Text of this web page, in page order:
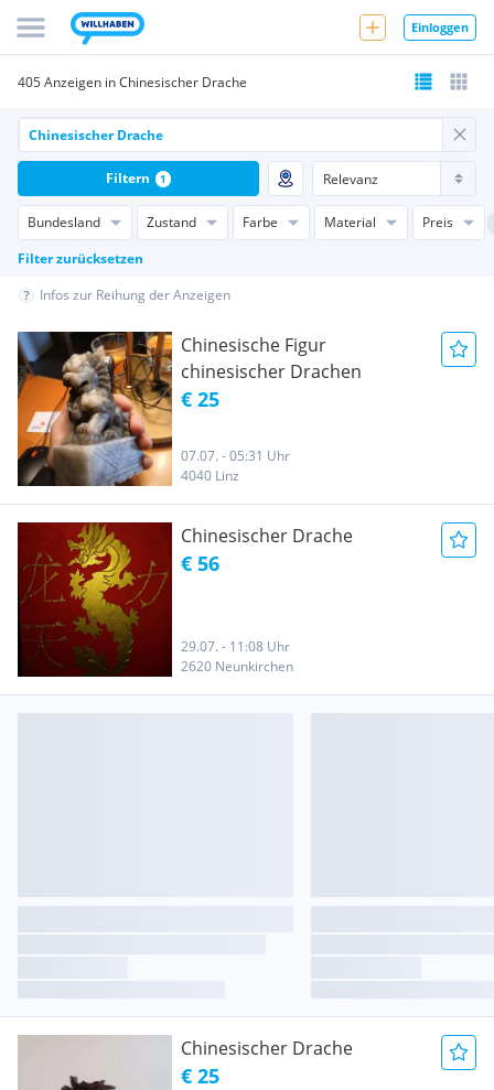
Einloggen
405 Anzeigen in Chinesischer Drache
Bundesland Zustand Farbe Material
Preis
Filter zurücksetzen
Filtern 1
Infos zur Reihung der Anzeigen
Chinesische Figur
chinesischer Drachen
€ 25
07.07. - 05:31 Uhr
4040 Linz
Chinesischer Drache
€ 56
29.07. - 11:08 Uhr
2620 Neunkirchen
Chinesischer Drache
€ 25